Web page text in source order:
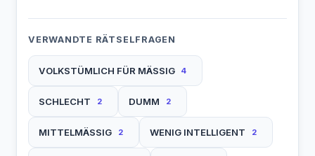
VERWANDTE RÄTSELFRAGEN
VOLKSTÜMLICH FÜR MÄSSIG 4
SCHLECHT 2 DUMM 2
MITTELMÄSSIG 2 WENIG INTELLIGENT 2